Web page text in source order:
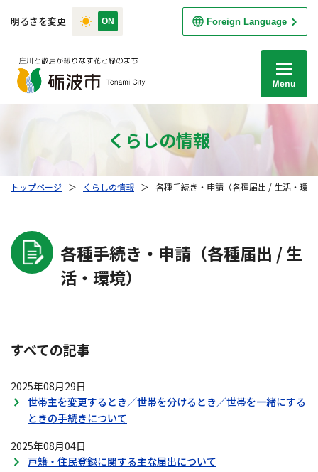
明るさを変更 Foreign Language
くらしの情報
トップページ ＞ くらしの情報 ＞ 各種手続き・申請（各種届出 / 生活・環
各種手続き・申請（各種届出 / 生
活・環境）
すべての記事
2025年08月29日
世帯主を変更するとき／世帯を分けるとき／世帯を一緒にする
ときの手続きについて
2025年08月04日
戸籍・住民登録に関する主な届出について